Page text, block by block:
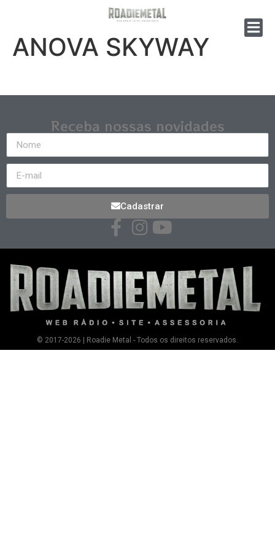
ANOVA SKYWAY
Receba nossas novidades
Cadastrar
© 2017-2026 | Roadie Metal - Todos os direitos reservados.